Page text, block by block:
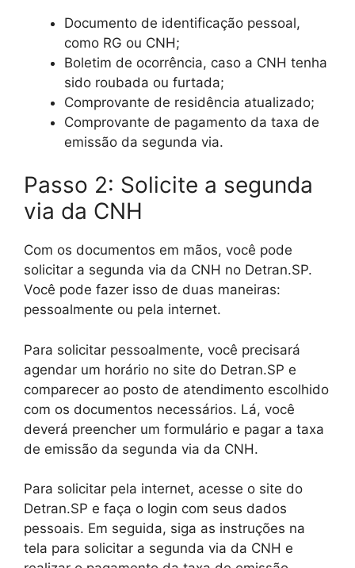
Documento de identificação pessoal,
como RG ou CNH;
Boletim de ocorrência, caso a CNH tenha
sido roubada ou furtada;
Comprovante de residência atualizado;
Comprovante de pagamento da taxa de
emissão da segunda via.
Passo 2: Solicite a segunda
via da CNH
Com os documentos em mãos, você pode
solicitar a segunda via da CNH no Detran.SP.
Você pode fazer isso de duas maneiras:
pessoalmente ou pela internet.
Para solicitar pessoalmente, você precisará
agendar um horário no site do Detran.SP e
comparecer ao posto de atendimento escolhido
com os documentos necessários. Lá, você
deverá preencher um formulário e pagar a taxa
de emissão da segunda via da CNH.
Para solicitar pela internet, acesse o site do
Detran.SP e faça o login com seus dados
pessoais. Em seguida, siga as instruções na
tela para solicitar a segunda via da CNH e